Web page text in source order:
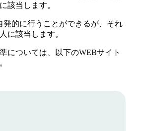
該当します。
発的に行うことができるが、それ
に該当します。
については、以下のWEBサイト
。